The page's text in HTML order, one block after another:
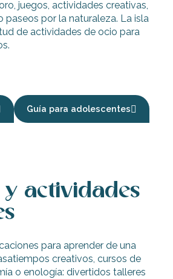
juegos, actividades creativas,
paseos por la naturaleza. La isla
de actividades de ocio para
Guía para adolescentes
y actividades
para aprender de una
creativos, cursos de
o enología: divertidos talleres